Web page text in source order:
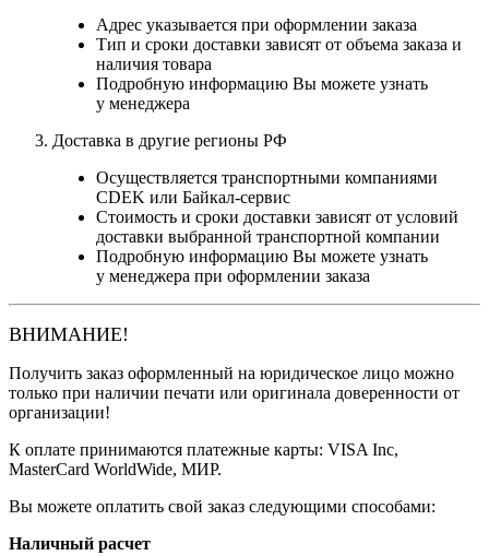
Адрес указывается при оформлении заказа
Тип и сроки доставки зависят от объема заказа и
наличия товара
Подробную информацию Вы можете узнать
у менеджера
Доставка в другие регионы РФ
Осуществляется транспортными компаниями
CDEK или Байкал-сервис
Стоимость и сроки доставки зависят от условий
доставки выбранной транспортной компании
Подробную информацию Вы можете узнать
у менеджера при оформлении заказа
ВНИМАНИЕ!
Получить заказ оформленный на юридическое лицо можно
только при наличии печати или оригинала доверенности от
организации!
К оплате принимаются платежные карты: VISA Inc,
MasterCard WorldWide, МИР.
Вы можете оплатить свой заказ следующими способами:
Наличный расчет